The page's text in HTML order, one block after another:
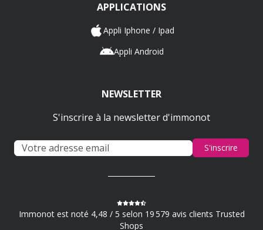
APPLICATIONS
Appli Iphone / Ipad
Appli Android
NEWSLETTER
S'inscrire à la newsletter d'immonot
S'inscrire
Immonot est noté 4,48 / 5 selon 19 579 avis clients Trusted
Shops